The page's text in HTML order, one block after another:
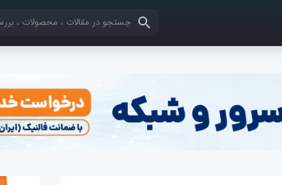
کلمات کلیدی خود را وارد کنید